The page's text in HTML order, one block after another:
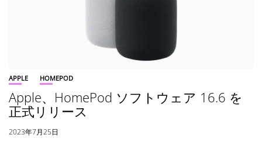
APPLE HOMEPOD
Apple、HomePod ソフトウェア 16.6 を
正式リリース
2023年7月25日